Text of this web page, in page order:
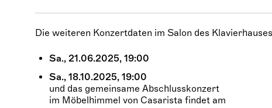
Die weiteren Konzertdaten im Salon des
Sa., 21.06.2025, 19:00
Sa., 18.10.2025, 19:00
und das gemeinsame Abschlusskonzert
im Möbelhimmel von Casarista findet am